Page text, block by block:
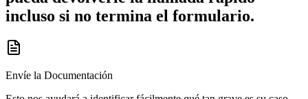
incluso si no termina el formulario.
Envíe la Documentación